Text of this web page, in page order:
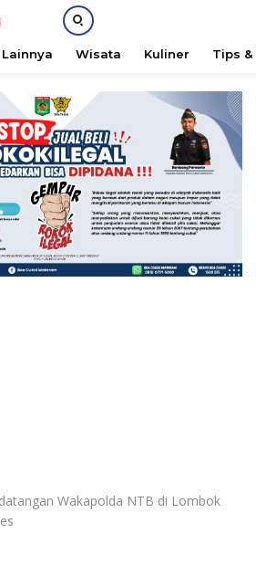
Lainnya Wisata Kuliner Tips &
Wakapolda NTB di Lombok